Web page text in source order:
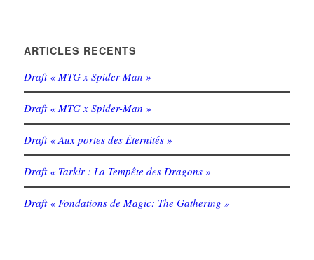
ARTICLES RÉCENTS
Draft « MTG x Spider-Man »
Draft « MTG x Spider-Man »
Draft « Aux portes des Éternités »
Draft « Tarkir : La Tempête des Dragons »
Draft « Fondations de Magic: The Gathering »